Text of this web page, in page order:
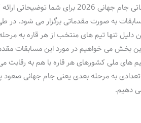
اما در این بخش می خواهیم در مورد شرط بندی مقدماتی جام جهانی 2026 برای
به صورت مقدماتی برگزار می شود. در
تنها تیم های منتخب از هر قاره به
بخش می خواهیم در مورد این مسابقات
های ملی کشورهای هر قاره با هم به رقابت
به مرحله بعدی یعنی جام جهانی صعود
دهیم.